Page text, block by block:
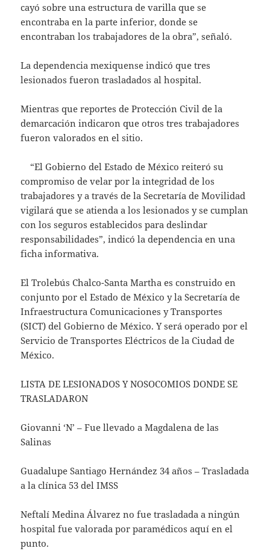
cayó sobre una estructura de varilla que se
encontraba en la parte inferior, donde se
encontraban los trabajadores de la obra”, señaló.
La dependencia mexiquense indicó que tres
lesionados fueron trasladados al hospital.
Mientras que reportes de Protección Civil de la
demarcación indicaron que otros tres trabajadores
fueron valorados en el sitio.
“El Gobierno del Estado de México reiteró su
compromiso de velar por la integridad de los
trabajadores y a través de la Secretaría de Movilidad
vigilará que se atienda a los lesionados y se cumplan
con los seguros establecidos para deslindar
responsabilidades”, indicó la dependencia en una
ficha informativa.
El Trolebús Chalco-Santa Martha es construido en
conjunto por el Estado de México y la Secretaría de
Infraestructura Comunicaciones y Transportes
(SICT) del Gobierno de México. Y será operado por el
Servicio de Transportes Eléctricos de la Ciudad de
México.
LISTA DE LESIONADOS Y NOSOCOMIOS DONDE SE
TRASLADARON
Giovanni ‘N’ – Fue llevado a Magdalena de las
Salinas
Guadalupe Santiago Hernández 34 años – Trasladada
a la clínica 53 del IMSS
Neftalí Medina Álvarez no fue trasladada a ningún
hospital fue valorada por paramédicos aquí en el
punto.